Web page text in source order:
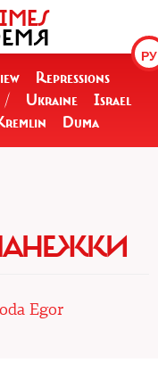
РУ
Repressions
/ Ukraine
Israel
Duma
Egor